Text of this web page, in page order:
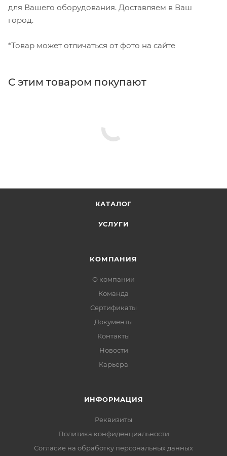
для Вашего оборудования. Доставляем в Ваш
город.
*Товар может отличаться от фото на сайте
С этим товаром покупают
КАТАЛОГ
УСЛУГИ
КОМПАНИЯ
О компании
Команда
Сертификаты
Документы
Контакты
Новости
Карьера
ИНФОРМАЦИЯ
Реквизиты
Политика конфиденциальности
Cогласие на обработку персональных данных